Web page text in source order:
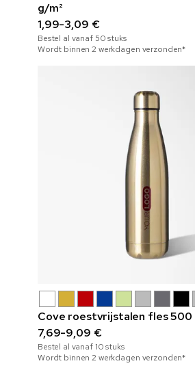
g/m²
1,99-3,09 €
Bestel al vanaf50stuks
Wordt binnen 2 werkdagen verzonden*
Cove roestvrijstalen fles 500
7,69-9,09 €
Bestel al vanaf 10stuks
Wordt binnen 2 werkdagen verzonden*